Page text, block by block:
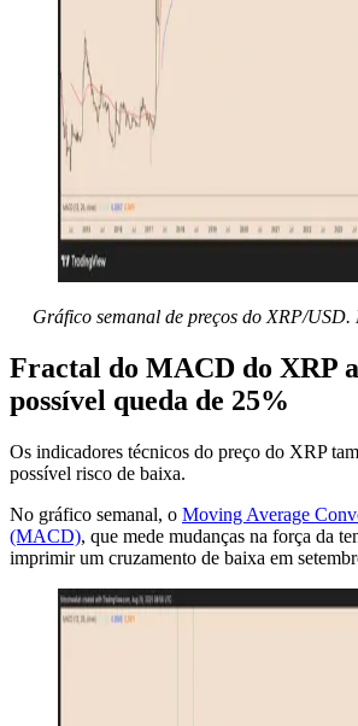
Gráfico semanal de preços do XRP/
Fractal do MACD do XRP
possível queda de 25%
Os indicadores técnicos do preço do XRP
possível risco de baixa.
No gráfico semanal, o Moving Average
(MACD), que mede mudanças na força da
imprimir um cruzamento de baixa em